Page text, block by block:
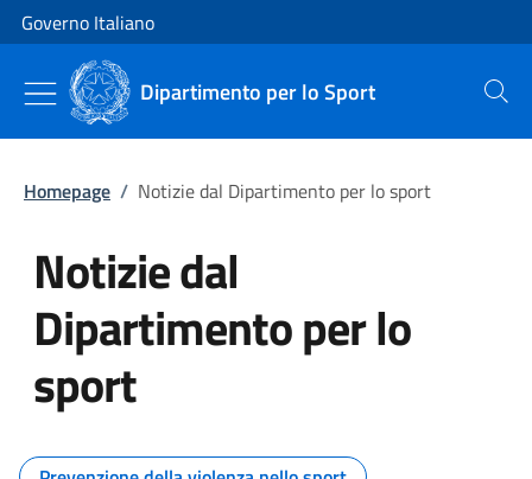
Vai al contenuto
Vai alla navigazione del sito
Governo Italiano
Dipartimento per lo Sport Cerca
Homepage / Notizie dal Dipartimento per lo sport
Notizie dal
Dipartimento per lo
sport